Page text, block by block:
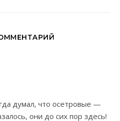
думал, что осетровые —
они до сих пор здесь!